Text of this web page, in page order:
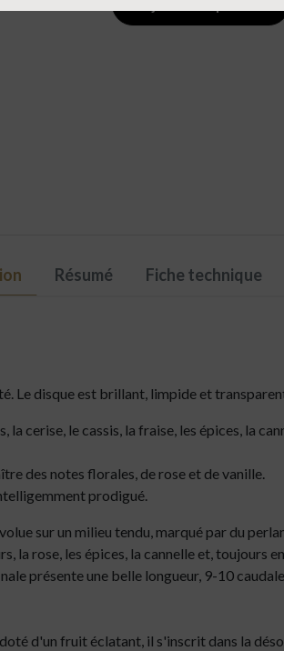
Résumé Fiche technique
Le disque est brillant, limpide et
cerise, le cassis, la fraise, les épices, la
des notes florales, de rose et de vanille.
prodigué.
sur un milieu tendu, marqué par du
la rose, les épices, la cannelle et, toujours
présente une belle longueur, 9-10
d'un fruit éclatant, il s'inscrit dans la